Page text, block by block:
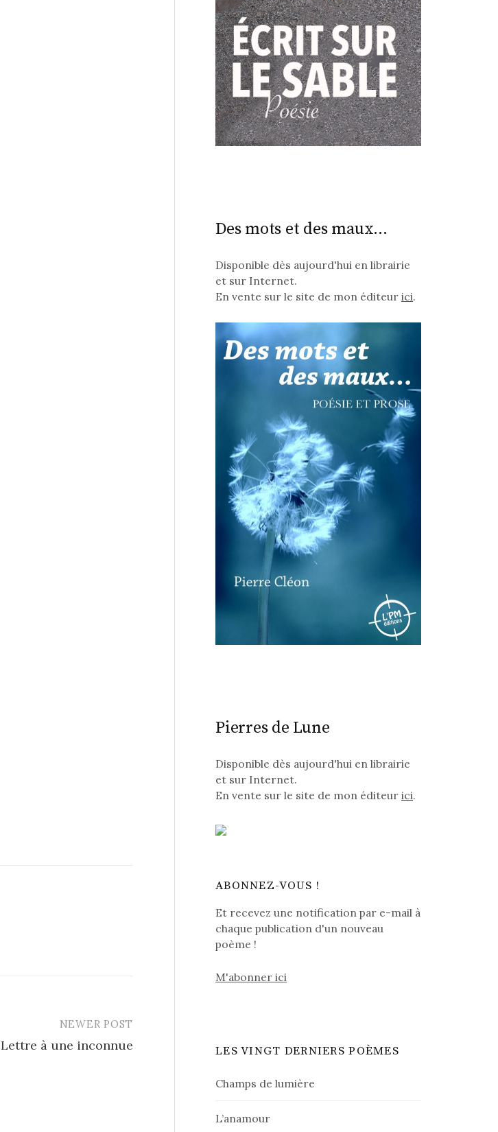
NEWER POST
Lettre à une inconnue
Des mots et des maux...
Disponible dès aujourd'hui en librairie
et sur Internet.
En vente sur le site de mon éditeurici.
Pierres de Lune
Disponible dès aujourd'hui en librairie
et sur Internet.
En vente sur le site de mon éditeurici.
ABONNEZ-VOUS !
Et recevez une notification par e-mail à
chaque publication d'un nouveau
poème !
M'abonner ici
LES VINGT DERNIERS POÈMES
Champs de lumière
L’anamour